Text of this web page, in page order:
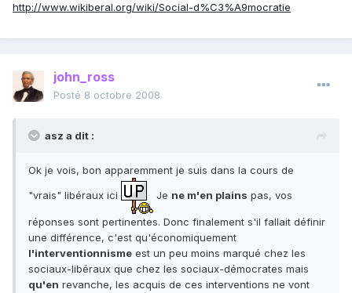
http://www.wikiberal.org/wiki/Social-d%C3%A9mocratie
john_ross
Posté 8 octobre 2008
asz a dit :
Ok je vois, bon apparemment je suis dans la cours de
"vrais" libéraux ici
Je ne m'en plains pas, vos
réponses sont pertinentes. Donc finalement s'il fallait définir
une différence, c'est qu'économiquement
l'interventionnisme est un peu moins marqué chez les
sociaux-libéraux que chez les sociaux-démocrates mais
qu'en revanche, les acquis de ces interventions ne vont